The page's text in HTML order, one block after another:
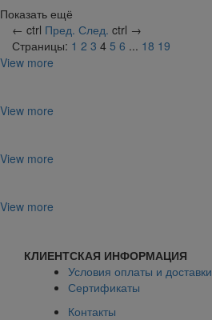
Показать ещё
← ctrl Пред. След. ctrl →
Страницы: 1 2 3 4 5 6 ... 18 19
View more
View more
View more
View more
КЛИЕНТСКАЯ ИНФОРМАЦИЯ
Условия оплаты и доставки
Сертификаты
Контакты